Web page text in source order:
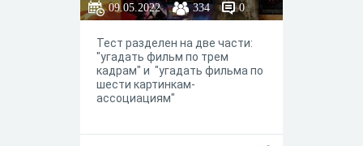
09.05.2022 334 0
Тест разделен на две части:
"угадать фильм по трем
кадрам" и "угадать фильма по
шести картинкам-
ассоциациям"